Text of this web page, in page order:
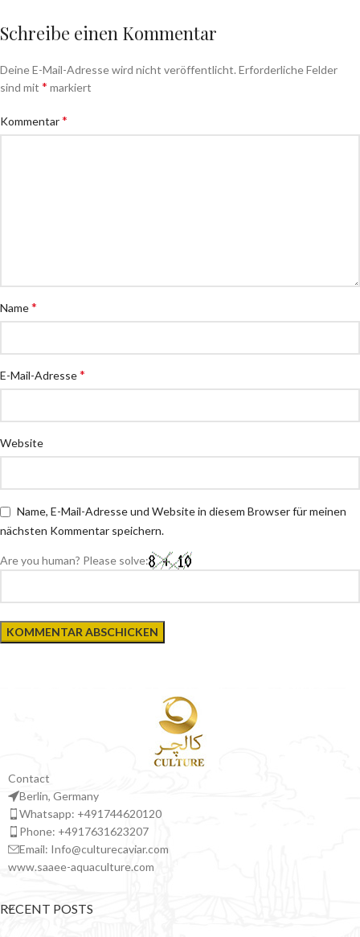
Schreibe einen Kommentar
Deine E-Mail-Adresse wird nicht veröffentlicht. Erforderliche Felder
sind mit * markiert
Kommentar*
Name*
E-Mail-Adresse*
Website
Name, E-Mail-Adresse und Website in diesem Browser für meinen
nächsten Kommentar speichern.
Are you human? Please solve:
Contact
Berlin, Germany
Whatsapp: +491744620120
Phone: +4917631623207
Email: Info@culturecaviar.com
www.saaee-aquaculture.com
RECENT POSTS